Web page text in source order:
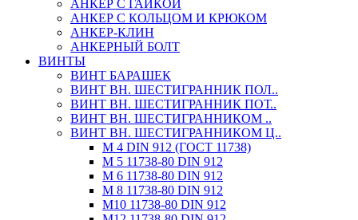
АНКЕР С ГАЙКОЙ
АНКЕР С КОЛЬЦОМ И КРЮКОМ
АНКЕР-КЛИН
АНКЕРНЫЙ БОЛТ
ВИНТЫ
ВИНТ БАРАШЕК
ВИНТ ВН. ШЕСТИГРАННИК ПОЛ..
ВИНТ ВН. ШЕСТИГРАННИК ПОТ..
ВИНТ ВН. ШЕСТИГРАННИКОМ ..
ВИНТ ВН. ШЕСТИГРАННИКОМ Ц..
М 4 DIN 912 (ГОСТ 11738)
М 5 11738-80 DIN 912
М 6 11738-80 DIN 912
М 8 11738-80 DIN 912
М10 11738-80 DIN 912